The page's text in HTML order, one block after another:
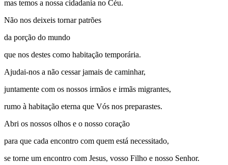
mas temos a nossa cidadania no Céu.
Não nos deixeis tornar patrões
da porção do mundo
que nos destes como habitação temporária.
Ajudai-nos a não cessar jamais de caminhar,
juntamente com os nossos irmãos e irmãs migrantes,
rumo à habitação eterna que Vós nos preparastes.
Abri os nossos olhos e o nosso coração
para que cada encontro com quem está necessitado,
se torne um encontro com Jesus, vosso Filho e nosso Senhor.